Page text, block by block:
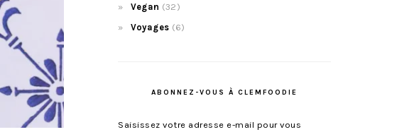
Vegan (32)
Voyages (6)
ABONNEZ-VOUS À CLEMFOODIE
Saisissez votre adresse e-mail pour vous